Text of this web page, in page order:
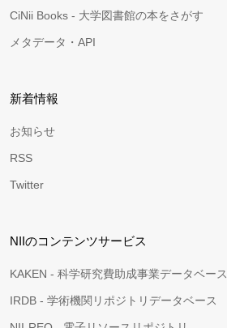
CiNii Books - 大学図書館の本をさがす
メタデータ・API
新着情報
お知らせ
RSS
Twitter
NIIのコンテンツサービス
KAKEN - 科学研究費助成事業データベース
IRDB - 学術機関リポジトリデータベース